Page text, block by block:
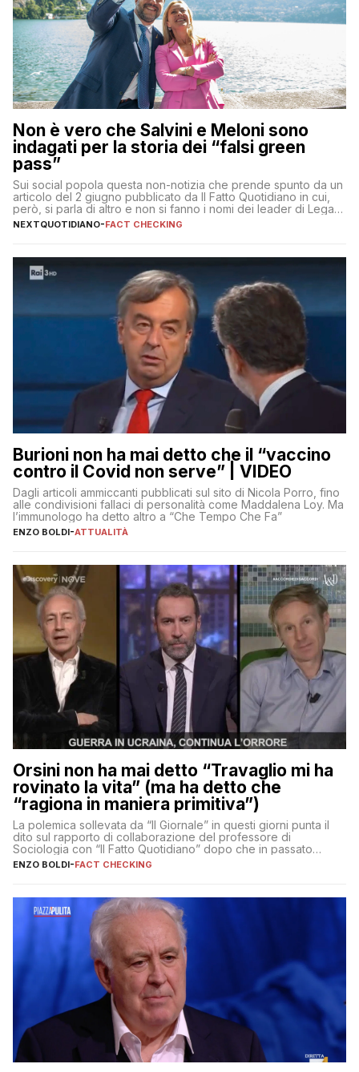
Non è vero che Salvini e Meloni sono
indagati per la storia dei “falsi green
pass”
Sui social popola questa non-notizia che prende spunto da un
articolo del 2 giugno pubblicato da Il Fatto Quotidiano in cui,
però, si parla di altro e non si fanno i nomi dei leader di Lega e
Fratelli d’Italia
NEXTQUOTIDIANO-FACT CHECKING
Burioni non ha mai detto che il “vaccino
contro il Covid non serve” | VIDEO
Dagli articoli ammiccanti pubblicati sul sito di Nicola Porro, fino
alle condivisioni fallaci di personalità come Maddalena Loy. Ma
l’immunologo ha detto altro a “Che Tempo Che Fa”
ENZO BOLDI-ATTUALITÀ
Orsini non ha mai detto “Travaglio mi ha
rovinato la vita” (ma ha detto che
“ragiona in maniera primitiva”)
La polemica sollevata da “Il Giornale” in questi giorni punta il
dito sul rapporto di collaborazione del professore di
Sociologia con “Il Fatto Quotidiano” dopo che in passato
erano volati stracci
ENZO BOLDI-FACT CHECKING